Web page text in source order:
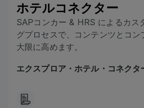
ホテルコネクター
SAPコンカー & HRS によるカス
グプロセスで、コンテンツとコン
大限に高めます。
エクスプロア
エクスプロア・ホテル・コネクタ